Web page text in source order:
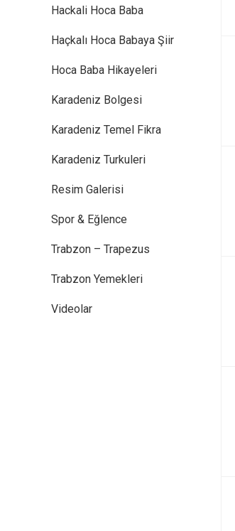
Hackali Hoca Baba
Haçkalı Hoca Babaya Şiir
Hoca Baba Hikayeleri
Karadeniz Bolgesi
Karadeniz Temel Fikra
Karadeniz Turkuleri
Resim Galerisi
Spor & Eğlence
Trabzon – Trapezus
Trabzon Yemekleri
Videolar